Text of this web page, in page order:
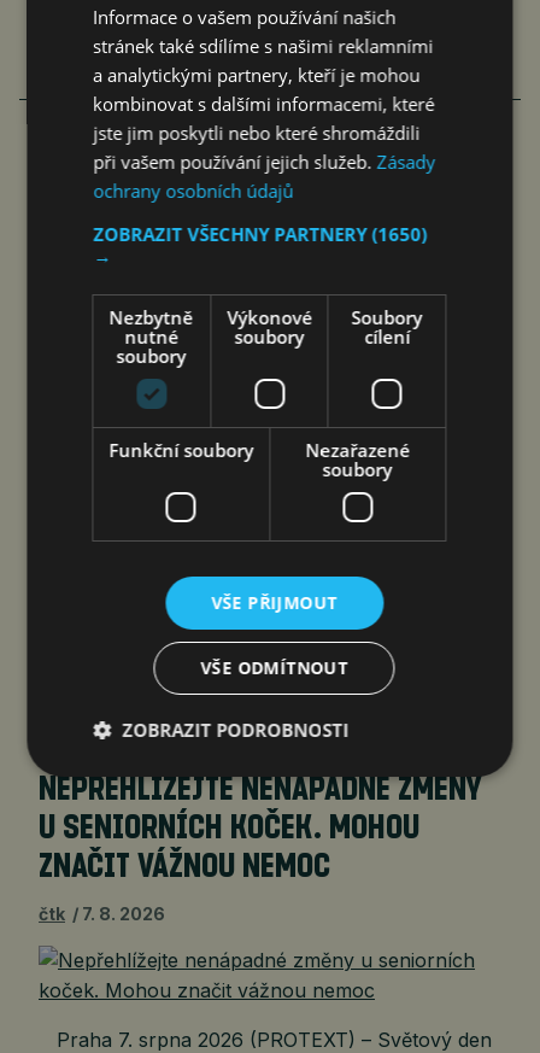
COOLITA ZAHAJUJE PRVNÍ
INDONÉSKOU INICIATIVU FAST
MEDIA ALLIANCE VE SPOLUPRÁCI
S PŘEDNÍMI VYSÍLACÍMI…
7. 8. 2026
Jakarta 7. srpna 2026 (PROTEXT/PRNewswire)
– V Jakartě byla založena první indonéská
supported Streaming TV, tj. bezplatné
streamování televize s reklamami), která sdružuje
vysílací společnosti, technologické firmy
a mediální organizace s cílem podpořit digitální
NEPŘEHLÍŽEJTE NENÁPADNÉ ZMĚNY
U SENIORNÍCH KOČEK. MOHOU
ZNAČIT VÁŽNOU NEMOC
čtk 7. 8. 2026
Praha 7. srpna 2026 (PROTEXT) – Světový den
Informace o vašem používání našich
stránek také sdílíme s našimi reklamními
a analytickými partnery, kteří je mohou
kombinovat s dalšími informacemi, které
jste jim poskytli nebo které shromáždili
při vašem používání jejich služeb.Zásady
ochrany osobních údajů
ZOBRAZIT VŠECHNY PARTNERY(1650)
→
Nezbytně
nutné
soubory
Výkonové
soubory
Soubory
cílení
Funkční soubory
Nezařazené
soubory
VŠE PŘIJMOUT
VŠE ODMÍTNOUT
ZOBRAZIT PODROBNOSTI